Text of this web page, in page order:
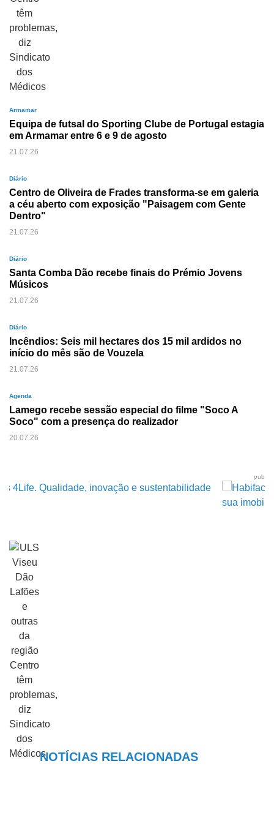
Armamar
Equipa de futsal do Sporting Clube de Portugal estagia
em Armamar entre 6 e 9 de agosto
21.07.26
Diário
Centro de Oliveira de Frades transforma-se em galeria
a céu aberto com exposição "Paisagem com Gente
Dentro"
21.07.26
Diário
Santa Comba Dão recebe finais do Prémio Jovens
Músicos
21.07.26
Diário
Incêndios: Seis mil hectares dos 15 mil ardidos no
início do mês são de Vouzela
21.07.26
Agenda
Lamego recebe sessão especial do filme "Soco A
Soco" com a presença do realizador
20.07.26
pub
NOTÍCIAS RELACIONADAS